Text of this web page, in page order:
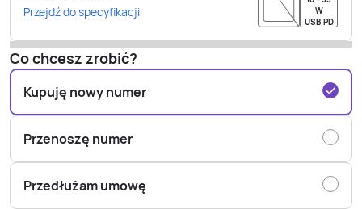
Przejdź do specyfikacji
W
USB PD
Co chcesz zrobić?
Kupuję nowy numer
Przenoszę numer
Przedłużam umowę